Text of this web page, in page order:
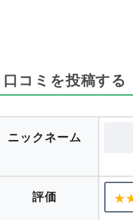
口コミを投稿する
ニックネーム